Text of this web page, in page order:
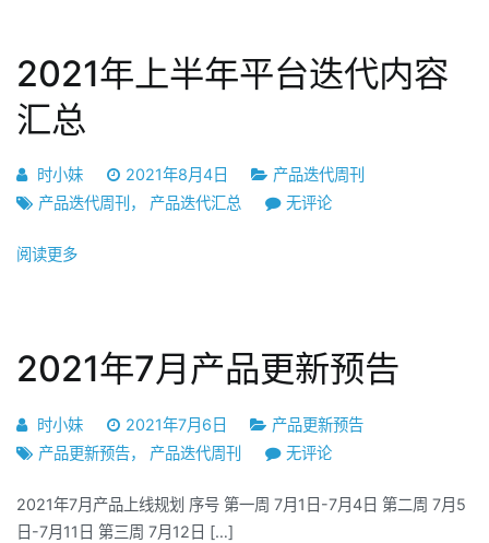
期
2021年上半年平台迭代内容
汇总
时小妹 2021年8月4日
产品迭代周刊
产品迭代周刊 ， 产品迭代汇总
2021
台
代
内
汇
无评论
阅读更多
2021年7月产品更新预告
时小妹 2021年7月6日
产品更新预告
产品更新预告， 产品迭代周刊
2021
7
无评论
2021年7月产品上线规划 序号 第一周 7月1日-7月4日 第二周 7月5
日-7月11日 第三周 7月12日 […]